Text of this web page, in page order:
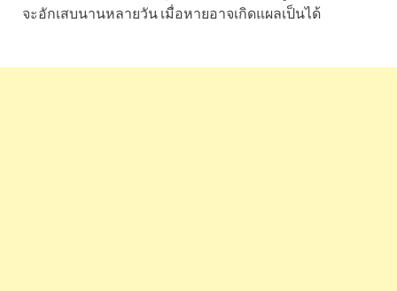
จะอักเสบนานหลายวัน เมื่อหายอาจเกิดแผลเป็นได้